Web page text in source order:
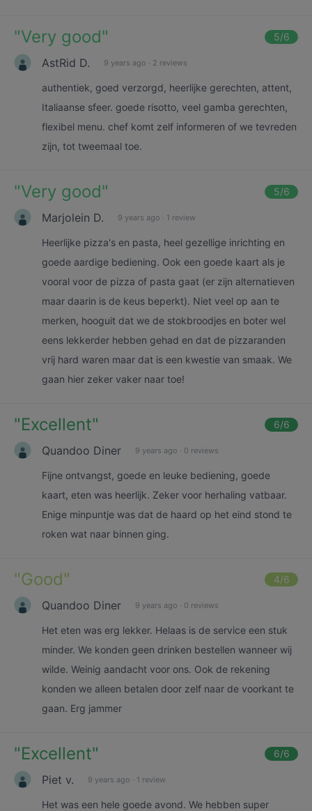
"Very good" 5/6
AstRid D. 9 years ago · 2 reviews
authentiek, goed verzorgd, heerlijke gerechten, attent,
Italiaanse sfeer. goede risotto, veel gamba gerechten,
flexibel menu. chef komt zelf informeren of we tevreden
zijn, tot tweemaal toe.
"Very good" 5/6
Marjolein D. 9 years ago · 1 review
Heerlijke pizza's en pasta, heel gezellige inrichting en
goede aardige bediening. Ook een goede kaart als je
vooral voor de pizza of pasta gaat (er zijn alternatieven
maar daarin is de keus beperkt). Niet veel op aan te
merken, hooguit dat we de stokbroodjes en boter wel
eens lekkerder hebben gehad en dat de pizzaranden
vrij hard waren maar dat is een kwestie van smaak. We
gaan hier zeker vaker naar toe!
"Excellent" 6/6
Quandoo Diner 9 years ago · 0 reviews
Fijne ontvangst, goede en leuke bediening, goede
kaart, eten was heerlijk. Zeker voor herhaling vatbaar.
Enige minpuntje was dat de haard op het eind stond te
roken wat naar binnen ging.
"Good" 4/6
Quandoo Diner 9 years ago · 0 reviews
Het eten was erg lekker. Helaas is de service een stuk
minder. We konden geen drinken bestellen wanneer wij
wilde. Weinig aandacht voor ons. Ook de rekening
konden we alleen betalen door zelf naar de voorkant te
gaan. Erg jammer
"Excellent" 6/6
Piet v. 9 years ago · 1 review
Het was een hele goede avond. We hebben super